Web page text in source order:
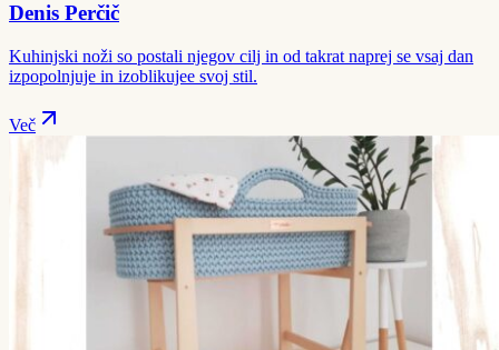
Denis Perčič
Kuhinjski noži so postali njegov cilj in od takrat naprej se vsaj dan
izpopolnjuje in izoblikujee svoj stil.
Več